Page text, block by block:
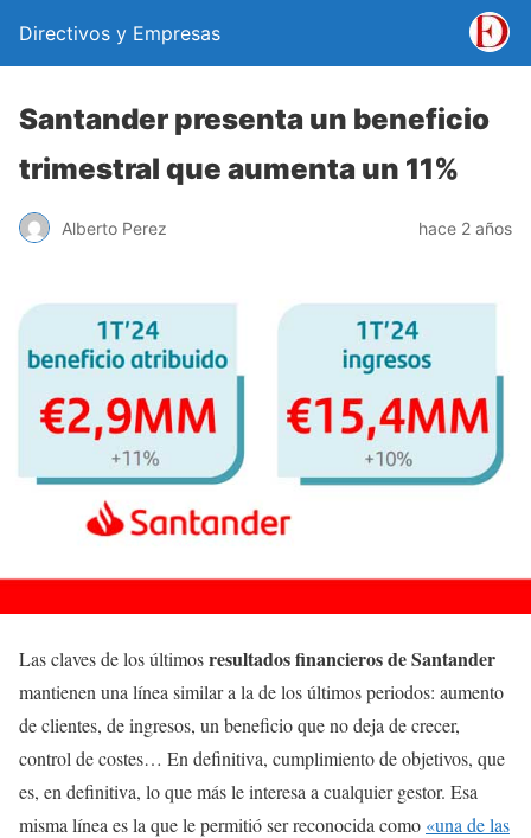
Directivos y Empresas
Santander presenta un beneficio
trimestral que aumenta un 11%
Alberto Perez hace 2 años
Las claves de los últimosresultados financieros de Santander
mantienen una línea similar a la de los últimos periodos: aumento
de clientes, de ingresos, un beneficio que no deja de crecer,
control de costes… En definitiva, cumplimiento de objetivos, que
es, en definitiva, lo que más le interesa a cualquier gestor. Esa
misma línea es la que le permitió ser reconocida como «una de las